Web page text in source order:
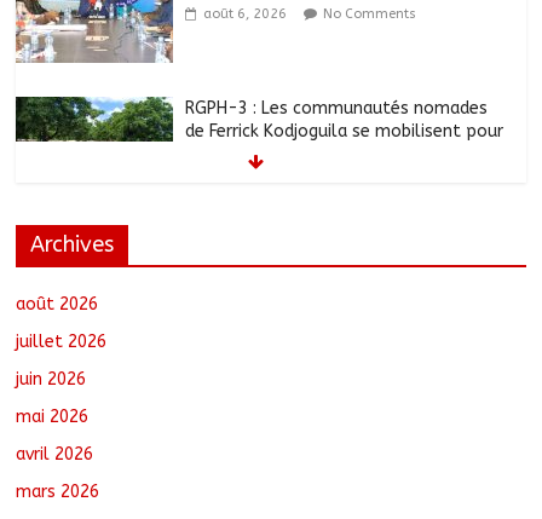
août 6, 2026 No Comments
RGPH-3 : Les communautés nomades
de Ferrick Kodjoguila se mobilisent pour
le recensement
de FCFA pour former 100 jeunes
Archives
août 2026
juillet 2026
juin 2026
mai 2026
avril 2026
mars 2026